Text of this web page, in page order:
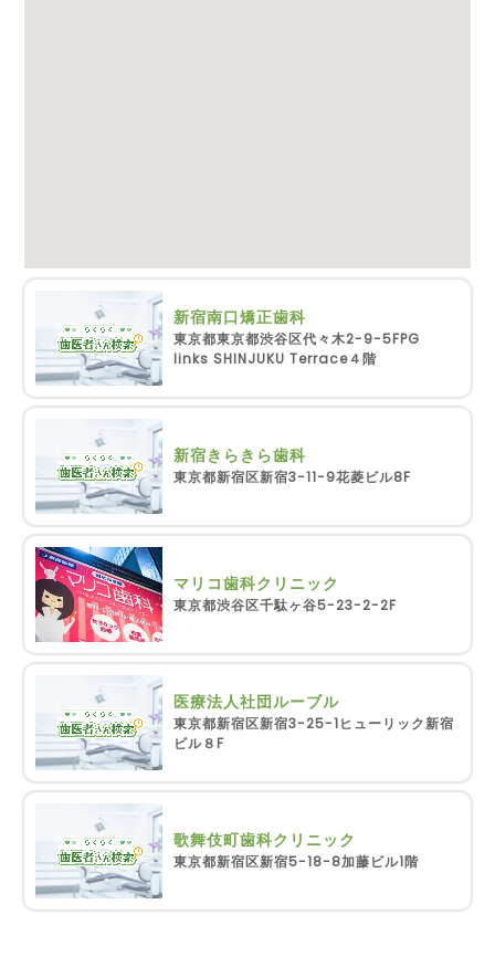
新宿南口矯正歯科
東京都東京都渋谷区代々木2-9-5FPG
links SHINJUKU Terrace４階
新宿きらきら歯科
東京都新宿区新宿3-11-9花菱ビル8F
マリコ歯科クリニック
東京都渋谷区千駄ヶ谷5-23-2-2F
医療法人社団ルーブル
東京都新宿区新宿3-25-1ヒューリック新宿
ビル８F
歌舞伎町歯科クリニック
東京都新宿区新宿5-18-8加藤ビル1階